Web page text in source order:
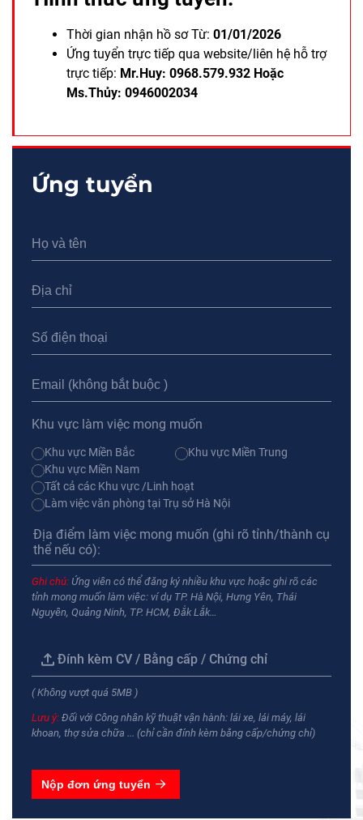
Thời gian nhận hồ sơ Từ: 01/01/2026
Ứng tuyển trực tiếp qua website/ liên hệ hỗ trợ
trực tiếp: Mr.Huy: 0968.579.932 Hoặc
Ms.Thủy: 0946002034
Ứng tuyển
Khu vực làm việc mong muốn
Khu vực Miền Bắc
Khu vực Miền Trung
Khu vực Miền Nam
Tất cả các Khu vực /Linh hoạt
Làm việc văn phòng tại Trụ sở Hà Nội
Ghi chú: Ứng viên có thể đăng ký nhiều khu vực hoặc ghi rõ các
tỉnh mong muốn làm việc: ví dụ TP. Hà Nội, Hưng Yên, Thái
Nguyên, Quảng Ninh, TP. HCM, Đắk Lắk…
Đính kèm CV / Bằng cấp / Chứng chỉ
( Không vượt quá 5MB )
Lưu ý: Đối với Công nhân kỹ thuật vận hành: lái xe, lái máy, lái
khoan, thợ sửa chữa ... (chỉ cần đính kèm bằng cấp/chứng chỉ)
Nộp đơn ứng tuyển